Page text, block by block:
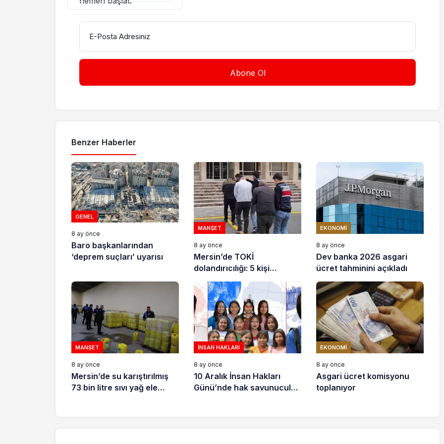
E-Posta Adresiniz
Benzer Haberler
GENEL
8 ay önce
Baro başkanlarından
‘deprem suçları’ uyarısı
MANŞET
8 ay önce
Mersin’de TOKİ
dolandırıcılığı: 5 kişi
tutuklandı
EKONOMI
8 ay önce
Dev banka 2026 asgari
ücret tahminini açıkladı
MANŞET
8 ay önce
Mersin’de su karıştırılmış
73 bin litre sıvı yağ ele
İNSAN HAKLARI
8 ay önce
10 Aralık İnsan Hakları
Günü’nde hak savunucuları
EKONOMI
8 ay önce
Asgari ücret komisyonu
toplanıyor